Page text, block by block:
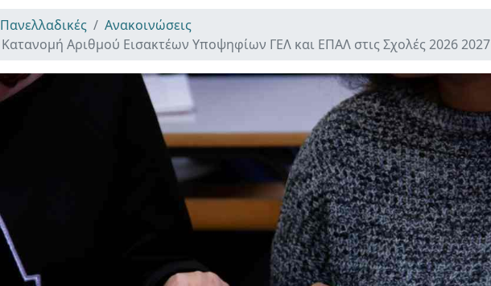
Πανελλαδικές
Ανακοινώσεις
Κατανομή Αριθμού Εισακτέων Υποψηφίων ΓΕΛ και ΕΠΑΛ στις Σχολές 2026 2027